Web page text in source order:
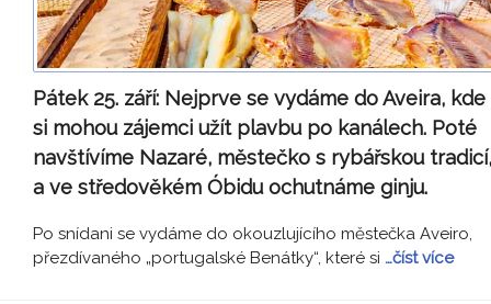
Pátek 25. září: Nejprve se vydáme do Aveira, kde
si mohou zájemci užít plavbu po kanálech. Poté
navštívíme Nazaré, městečko s rybářskou tradicí,
a ve středověkém Óbidu ochutnáme ginju.
Po snídani se vydáme do okouzlujícího městečka Aveiro,
přezdívaného „portugalské Benátky“, které si …číst více